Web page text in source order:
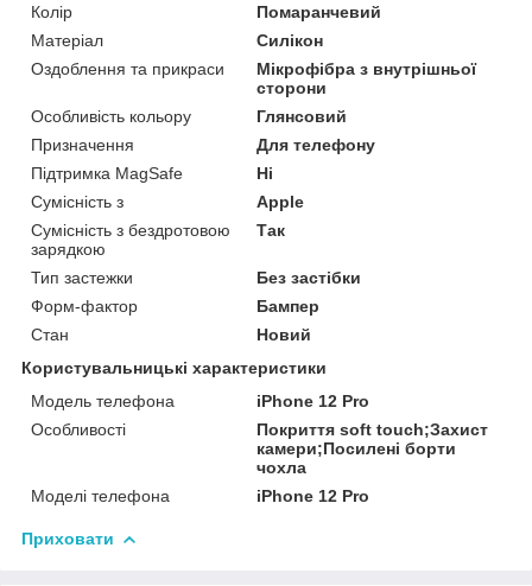
Колір
Помаранчевий
Матеріал
Силікон
Оздоблення та прикраси
Мікрофібра з внутрішньої
сторони
Особливість кольору
Глянсовий
Призначення
Для телефону
Підтримка MagSafe
Ні
Сумісність з
Apple
Сумісність з бездротовою
зарядкою
Так
Тип застежки
Без застібки
Форм-фактор
Бампер
Стан
Новий
Користувальницькі характеристики
Модель телефона
iPhone 12 Pro
Особливості
Покриття soft touch;Захист
камери;Посилені борти
чохла
Моделі телефона
iPhone 12 Pro
Приховати